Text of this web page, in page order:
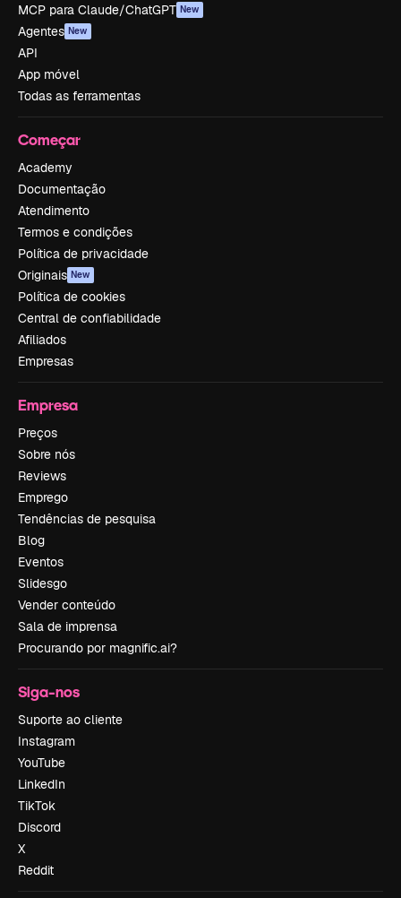
MCP para Claude/ChatGPT New
Agentes New
API
App móvel
Todas as ferramentas
Começar
Academy
Documentação
Atendimento
Termos e condições
Política de privacidade
Originais New
Política de cookies
Central de confiabilidade
Afiliados
Empresas
Empresa
Preços
Sobre nós
Reviews
Emprego
Tendências de pesquisa
Blog
Eventos
Slidesgo
Vender conteúdo
Sala de imprensa
Procurando por magnific.ai?
Siga-nos
Suporte ao cliente
Instagram
YouTube
LinkedIn
TikTok
Discord
X
Reddit